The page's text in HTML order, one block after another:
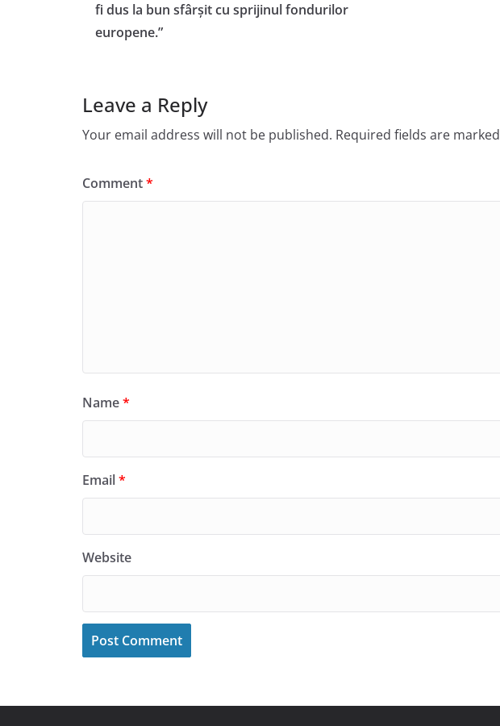
fi dus la bun sfârșit cu sprijinul fondurilor
europene.”
Leave a Reply
Your email address will not be published. Required fields are marked
Comment*
Name*
Email*
Website